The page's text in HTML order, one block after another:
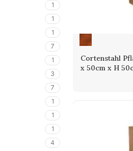
eine
Cortenstahl
x 50cm x H
1
1
1
7
1
3
7
1
1
1
4